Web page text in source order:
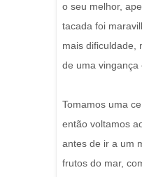
o seu melhor,
tacada foi
mais dificuldade,
de uma vingança
Tomamos uma
então voltamos
antes de ir a um
frutos do mar,